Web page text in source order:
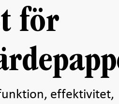
för
effektivitet,